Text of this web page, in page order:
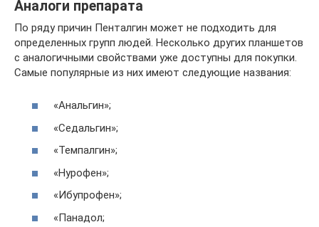
Аналоги препарата
По ряду причин Пенталгин может не подходить для
определенных групп людей. Несколько других планшетов
с аналогичными свойствами уже доступны для покупки.
Самые популярные из них имеют следующие названия:
«Анальгин»;
«Седальгин»;
«Темпалгин»;
«Нурофен»;
«Ибупрофен»;
«Панадол;